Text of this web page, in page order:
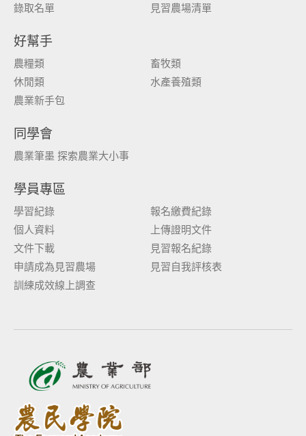
錄取名單
見習農場清單
好幫手
農糧類
畜牧類
休閒類
水產養殖類
農業新手包
同學會
農業筆墨 探索農業大小事
學員專區
學習紀錄
報名繳費紀錄
個人資料
上傳證明文件
文件下載
見習報名紀錄
申請成為見習農場
見習自我評核表
訓練成效線上調查